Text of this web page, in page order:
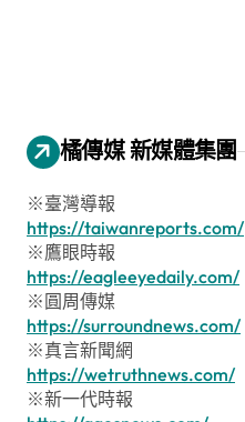
橘傳媒 新媒體集團
※臺灣導報
https://taiwanreports.com/
※鷹眼時報
https://eagleeyedaily.com/
※圓周傳媒
https://surroundnews.com/
※真言新聞網
https://wetruthnews.com/
※新一代時報